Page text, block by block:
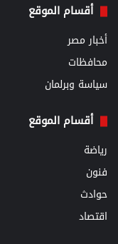
أقسام الموقع
أخبار مصر
محافظات
سياسة وبرلمان
أقسام الموقع
رياضة
فنون
حوادث
اقتصاد